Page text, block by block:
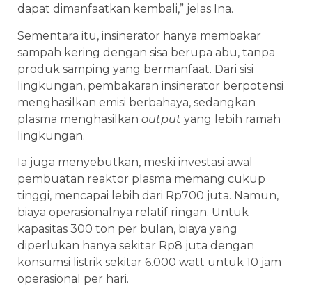
dapat dimanfaatkan kembali,” jelas Ina.
Sementara itu, insinerator hanya membakar
sampah kering dengan sisa berupa abu, tanpa
produk samping yang bermanfaat. Dari sisi
lingkungan, pembakaran insinerator berpotensi
menghasilkan emisi berbahaya, sedangkan
plasma menghasilkan output yang lebih ramah
lingkungan.
Ia juga menyebutkan, meski investasi awal
pembuatan reaktor plasma memang cukup
tinggi, mencapai lebih dari Rp700 juta. Namun,
biaya operasionalnya relatif ringan. Untuk
kapasitas 300 ton per bulan, biaya yang
diperlukan hanya sekitar Rp8 juta dengan
konsumsi listrik sekitar 6.000 watt untuk 10 jam
operasional per hari.